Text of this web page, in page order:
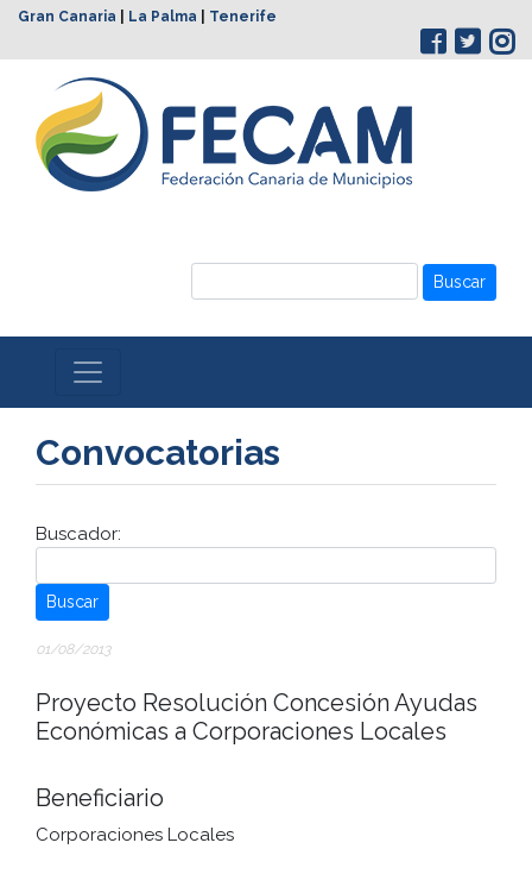
Gran Canaria La Palma Tenerife
Buscar
Convocatorias
Buscador:
Buscar
01/08/2013
Proyecto Resolución Concesión Ayudas
Económicas a Corporaciones Locales
Beneficiario
Corporaciones Locales